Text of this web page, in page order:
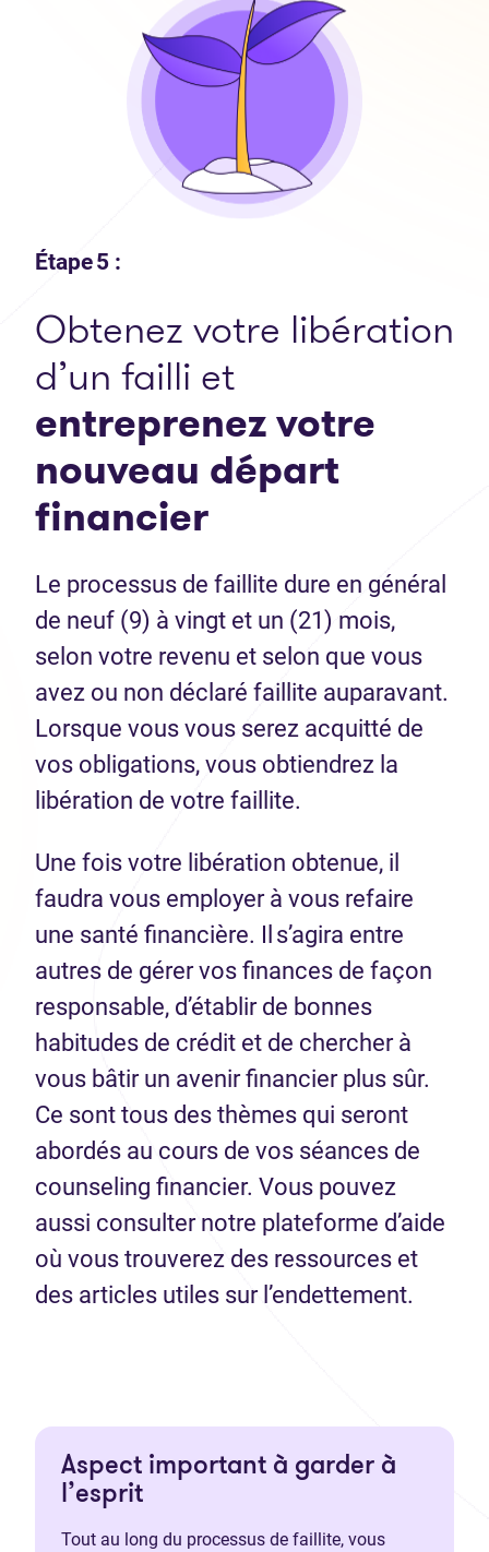
Étape 5 :
Obtenez votre libération
d’un failli et
entreprenez votre
nouveau départ
financier
Le processus de faillite dure en général
de neuf (9) à vingt et un (21) mois,
selon votre revenu et selon que vous
avez ou non déclaré faillite auparavant.
Lorsque vous vous serez acquitté de
vos obligations, vous obtiendrez la
libération de votre faillite.
Une fois votre libération obtenue, il
faudra vous employer à vous refaire
une santé financière. Il s’agira entre
autres de gérer vos finances de façon
responsable, d’établir de bonnes
habitudes de crédit et de chercher à
vous bâtir un avenir financier plus sûr.
Ce sont tous des thèmes qui seront
abordés au cours de vos séances de
counseling financier. Vous pouvez
aussi consulter notre plateforme d’aide
où vous trouverez des ressources et
des articles utiles sur l’endettement.
Aspect important à garder à
l’esprit
Tout au long du processus de faillite, vous